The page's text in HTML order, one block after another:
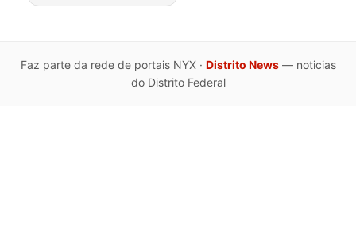
Faz parte da rede de portais NYX · Distrito News— noticias
do Distrito Federal